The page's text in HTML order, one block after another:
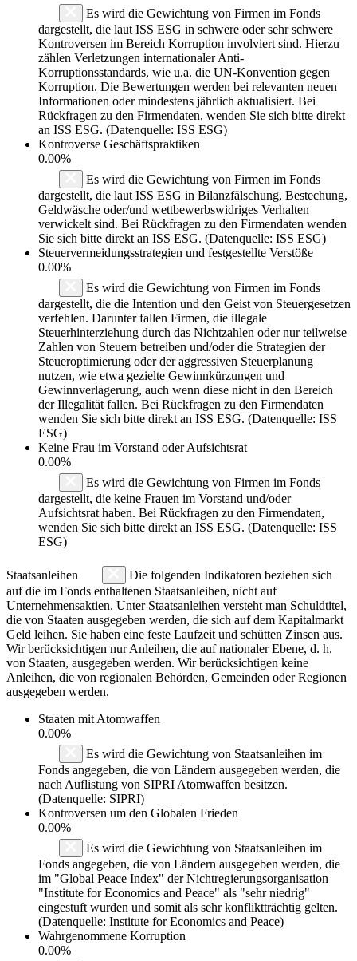
Es wird die Gewichtung von Firmen im Fonds
dargestellt, die laut ISS ESG in schwere oder sehr schwere
Kontroversen im Bereich Korruption involviert sind. Hierzu
zählen Verletzungen internationaler Anti-
Korruptionsstandards, wie u.a. die UN-Konvention gegen
Korruption. Die Bewertungen werden bei relevanten neuen
Informationen oder mindestens jährlich aktualisiert. Bei
Rückfragen zu den Firmendaten, wenden Sie sich bitte direkt
an ISS ESG. (Datenquelle: ISS ESG)
Kontroverse Geschäftspraktiken
0.00%
Es wird die Gewichtung von Firmen im Fonds
dargestellt, die laut ISS ESG in Bilanzfälschung, Bestechung,
Geldwäsche oder/und wettbewerbswidriges Verhalten
verwickelt sind. Bei Rückfragen zu den Firmendaten wenden
Sie sich bitte direkt an ISS ESG. (Datenquelle: ISS ESG)
Steuervermeidungsstrategien und festgestellte Verstöße
0.00%
Es wird die Gewichtung von Firmen im Fonds
dargestellt, die die Intention und den Geist von Steuergesetzen
verfehlen. Darunter fallen Firmen, die illegale
Steuerhinterziehung durch das Nichtzahlen oder nur teilweise
Zahlen von Steuern betreiben und/oder die Strategien der
Steueroptimierung oder der aggressiven Steuerplanung
nutzen, wie etwa gezielte Gewinnkürzungen und
Gewinnverlagerung, auch wenn diese nicht in den Bereich
der Illegalität fallen. Bei Rückfragen zu den Firmendaten
wenden Sie sich bitte direkt an ISS ESG. (Datenquelle: ISS
ESG)
Keine Frau im Vorstand oder Aufsichtsrat
0.00%
Es wird die Gewichtung von Firmen im Fonds
dargestellt, die keine Frauen im Vorstand und/oder
Aufsichtsrat haben. Bei Rückfragen zu den Firmendaten,
wenden Sie sich bitte direkt an ISS ESG. (Datenquelle: ISS
ESG)
Staatsanleihen
Die folgenden Indikatoren beziehen sich
auf die im Fonds enthaltenen Staatsanleihen, nicht auf
Unternehmensaktien. Unter Staatsanleihen versteht man Schuldtitel,
die von Staaten ausgegeben werden, die sich auf dem Kapitalmarkt
Geld leihen. Sie haben eine feste Laufzeit und schütten Zinsen aus.
Wir berücksichtigen nur Anleihen, die auf nationaler Ebene, d. h.
von Staaten, ausgegeben werden. Wir berücksichtigen keine
Anleihen, die von regionalen Behörden, Gemeinden oder Regionen
ausgegeben werden.
Staaten mit Atomwaffen
0.00%
Es wird die Gewichtung von Staatsanleihen im
Fonds angegeben, die von Ländern ausgegeben werden, die
nach Auflistung von SIPRI Atomwaffen besitzen.
(Datenquelle: SIPRI)
Kontroversen um den Globalen Frieden
0.00%
Es wird die Gewichtung von Staatsanleihen im
Fonds angegeben, die von Ländern ausgegeben werden, die
im "Global Peace Index" der Nichtregierungsorganisation
"Institute for Economics and Peace" als "sehr niedrig"
eingestuft wurden und somit als sehr konfliktträchtig gelten.
(Datenquelle: Institute for Economics and Peace)
Wahrgenommene Korruption
0.00%